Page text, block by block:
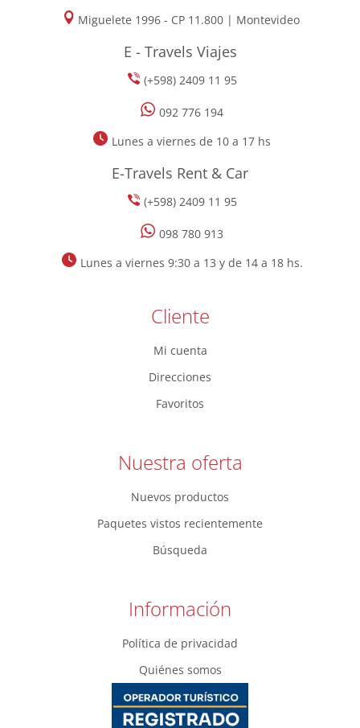
Miguelete 1996 - CP 11.800 | Montevideo
E - Travels Viajes
(+598) 2409 11 95
092 776 194
Lunes a viernes de 10 a 17 hs
E-Travels Rent & Car
(+598) 2409 11 95
098 780 913
Lunes a viernes 9:30 a 13 y de 14 a 18 hs.
Cliente
Mi cuenta
Direcciones
Favoritos
Nuestra oferta
Nuevos productos
Paquetes vistos recientemente
Búsqueda
Información
Política de privacidad
Quiénes somos